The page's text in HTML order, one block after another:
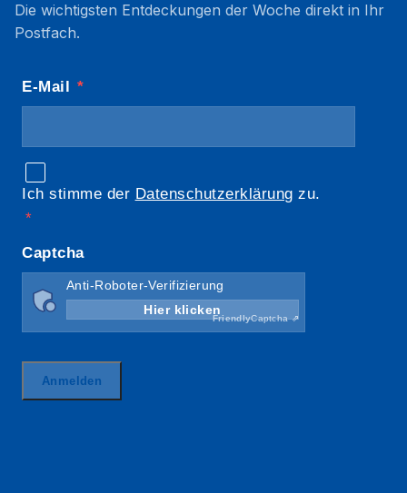
Die wichtigsten Entdeckungen der Woche direkt in Ihr
Postfach.